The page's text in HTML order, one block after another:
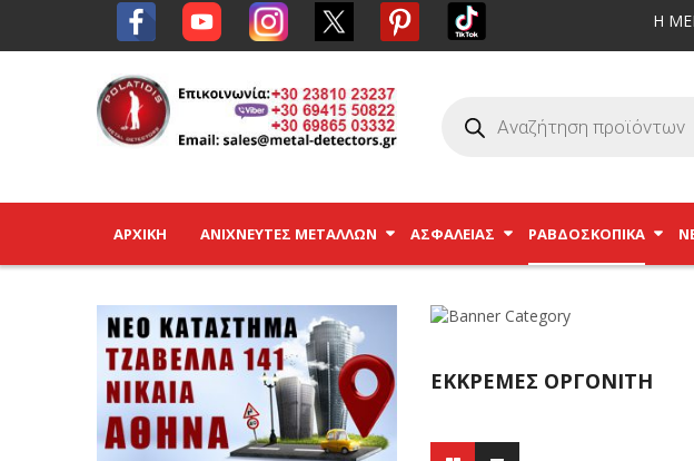
Η ΜΕΓΑΛΥΤΕΡΗ
ΑΡΧΙΚΉ ΑΝΙΧΝΕΥΤΈΣ ΜΕΤΆΛΛΩΝ ΑΣΦΑΛΕΊΑΣ ΡΑΒΔΟΣΚΟΠΙΚΆ
ΕΚΚΡΕΜΈΣ ΟΡΓΟΝΊΤΗ